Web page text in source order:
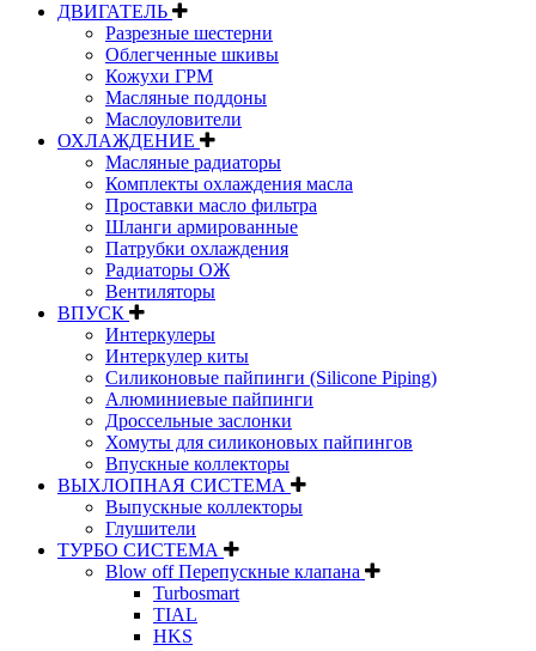
ДВИГАТЕЛЬ
Разрезные шестерни
Облегченные шкивы
Кожухи ГРМ
Масляные поддоны
Маслоуловители
ОХЛАЖДЕНИЕ
Масляные радиаторы
Комплекты охлаждения масла
Проставки масло фильтра
Шланги армированные
Патрубки охлаждения
Радиаторы ОЖ
Вентиляторы
ВПУСК
Интеркулеры
Интеркулер киты
Силиконовые пайпинги (Silicone Piping)
Алюминиевые пайпинги
Дроссельные заслонки
Хомуты для силиконовых пайпингов
Впускные коллекторы
ВЫХЛОПНАЯ СИСТЕМА
Выпускные коллекторы
Глушители
ТУРБО СИСТЕМА
Blow off Перепускные клапана
Turbosmart
TIAL
HKS